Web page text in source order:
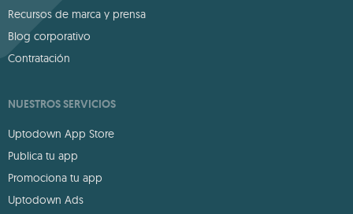
Recursos de marca y prensa
Blog corporativo
Contratación
NUESTROS SERVICIOS
Uptodown App Store
Publica tu app
Promociona tu app
Uptodown Ads